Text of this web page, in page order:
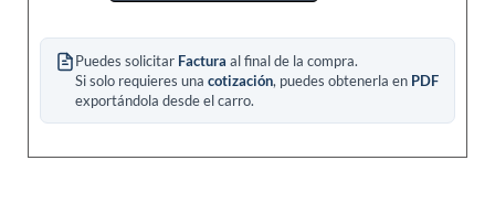
Puedes solicitar Factura al final de la compra.
Si solo requieres una cotización, puedes obtenerla en PDF
exportándola desde el carro.